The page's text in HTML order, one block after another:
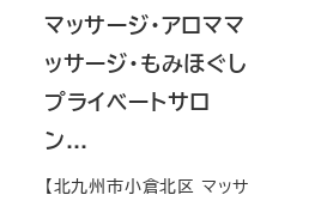
マッサージ・アロママ
ッサージ・もみほぐし
プライベートサロ
ン…
【北九州市小倉北区 マッサ